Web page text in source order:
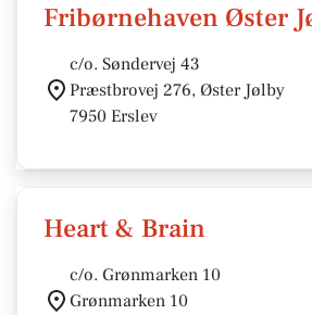
Fribørnehaven Øster
c/o. Søndervej 43
Præstbrovej 276, Øster Jølby
7950 Erslev
Heart & Brain
c/o. Grønmarken 10
Grønmarken 10